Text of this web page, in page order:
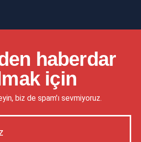
haberdar
için
biz de spam'ı sevmiyoruz.